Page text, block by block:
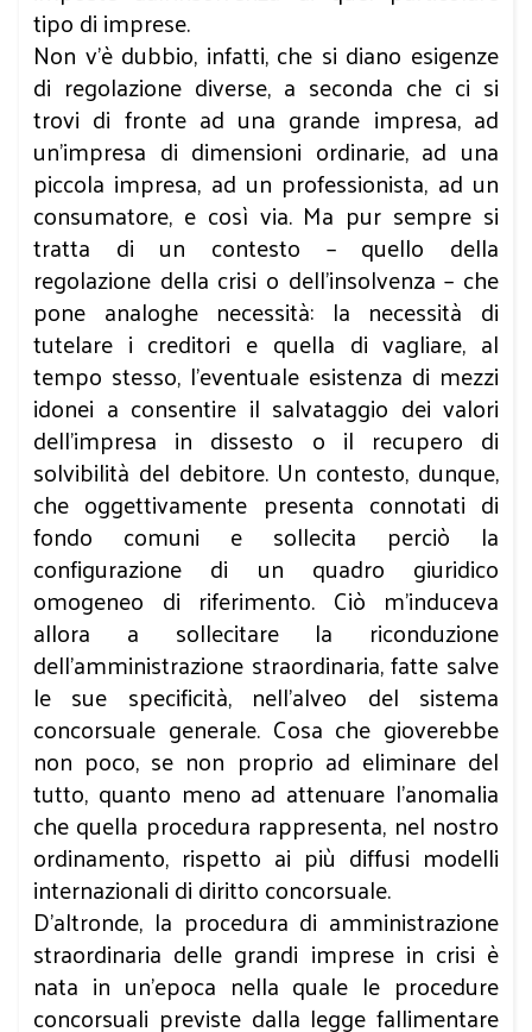
tipo di imprese.
Non v’è dubbio, infatti, che si diano esigenze
di regolazione diverse, a seconda che ci si
trovi di fronte ad una grande impresa, ad
un’impresa di dimensioni ordinarie, ad una
piccola impresa, ad un professionista, ad un
consumatore, e così via. Ma pur sempre si
tratta di un contesto – quello della
regolazione della crisi o dell’insolvenza – che
pone analoghe necessità: la necessità di
tutelare i creditori e quella di vagliare, al
tempo stesso, l’eventuale esistenza di mezzi
idonei a consentire il salvataggio dei valori
dell’impresa in dissesto o il recupero di
solvibilità del debitore. Un contesto, dunque,
che oggettivamente presenta connotati di
fondo comuni e sollecita perciò la
configurazione di un quadro giuridico
omogeneo di riferimento. Ciò m’induceva
allora a sollecitare la riconduzione
dell’amministrazione straordinaria, fatte salve
le sue specificità, nell’alveo del sistema
concorsuale generale. Cosa che gioverebbe
non poco, se non proprio ad eliminare del
tutto, quanto meno ad attenuare l’anomalia
che quella procedura rappresenta, nel nostro
ordinamento, rispetto ai più diffusi modelli
internazionali di diritto concorsuale.
D’altronde, la procedura di amministrazione
straordinaria delle grandi imprese in crisi è
nata in un’epoca nella quale le procedure
concorsuali previste dalla legge fallimentare